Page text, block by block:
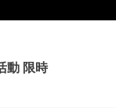
動 限時